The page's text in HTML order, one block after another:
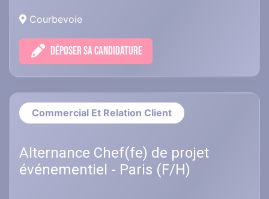
Courbevoie
DÉPOSER SA CANDIDATURE
Commercial Et Relation Client
Alternance Chef(fe) de projet
événementiel - Paris (F/H)